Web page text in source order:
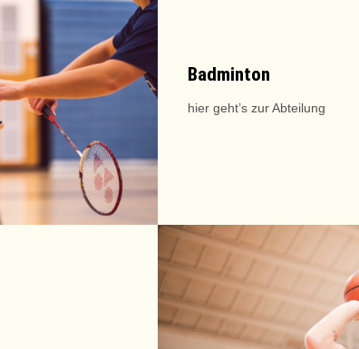
Badminton
hier geht’s zur Abteilung